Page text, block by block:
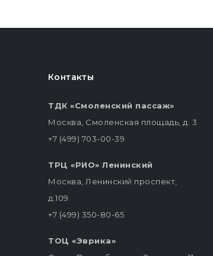
Контакты
ТДК «Смоленский пассаж»
Москва, Смоленская площадь, д. 3
+7 (499) 703-00-39
ТРЦ «РИО» Ленинский
Москва, Ленинский проспект,
д.109
+7 (499) 350-80-65
ТОЦ «Эврика»